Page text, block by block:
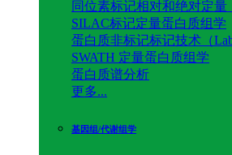
同位素标记相对和绝对定量
SILAC标记定量蛋白质组学
蛋白质非标记标记技术（
SWATH 定量蛋白质组学
蛋白质谱分析
更多...
基因组/代谢组学